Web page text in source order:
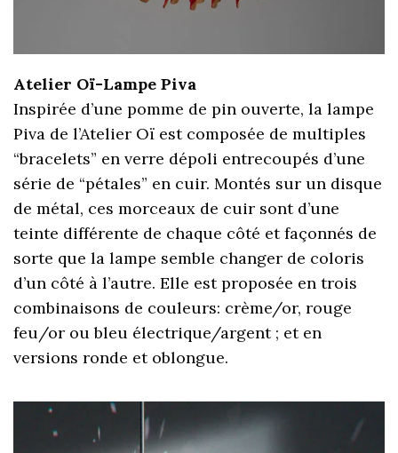
Atelier Oï-Lampe Piva
Inspirée d’une pomme de pin ouverte, la lampe
Piva de l’Atelier Oï est composée de multiples
“bracelets” en verre dépoli entrecoupés d’une
série de “pétales” en cuir. Montés sur un disque
de métal, ces morceaux de cuir sont d’une
teinte différente de chaque côté et façonnés de
sorte que la lampe semble changer de coloris
d’un côté à l’autre. Elle est proposée en trois
combinaisons de couleurs: crème/or, rouge
feu/or ou bleu électrique/argent ; et en
versions ronde et oblongue.